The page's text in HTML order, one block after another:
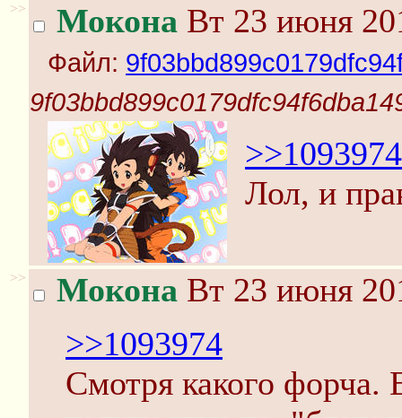
>> Мокона Вт 23 июня
Файл:
>>1093974
Лол, и
>> Мокона Вт 23 июня
>>1093974
Смотря какого форча.